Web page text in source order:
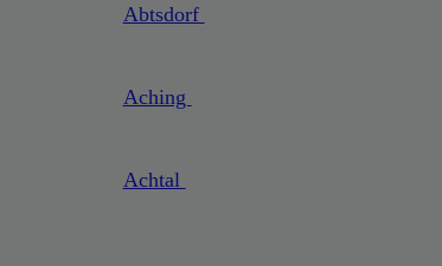
Abtsdorf
Aching
Achtal